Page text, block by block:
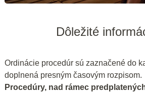
Dôležité
Ordinácie procedúr sú zaznačené do
doplnená presným časovým rozpisom.
Procedúry, nad rámec